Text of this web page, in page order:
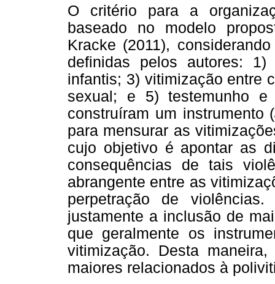
O critério para a
baseado no modelo
Kracke (2011),
definidas pelos autores: 1)
infantis; 3) vitimização entre
sexual; e 5) testemunho e
construíram um instrumento (
para mensurar as
cujo objetivo é apontar as
consequências de tais
abrangente entre as
perpetração de
justamente a inclusão de
que geralmente os
vitimização. Desta
maiores relacionados à